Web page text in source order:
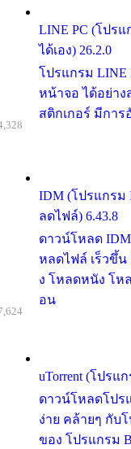
LINE PC (โปร
ได้เอง) 26.2.0
โปรแกรม LINE
หน้าจอ ได้อย่าง
สติกเกอร์ มีการ
IDM (โปรแกรม
ลดไฟล์) 6.43.8
ดาวน์โหลด IDM
หลดไฟล์ เร็วขึ้น
ง โหลดหนัง โห
อน
uTorrent (โปรแ
ดาวน์โหลดโปร
ง่าย คล้ายๆ กับ
ของ โปรแกรม